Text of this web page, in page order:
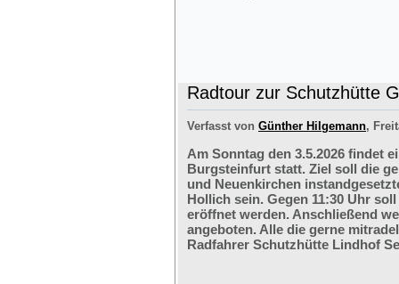
Radtour zur Schutzhütte
Verfasst von Günther Hilgemann,
Am Sonntag den 3.5.2026 findet
Burgsteinfurt statt. Ziel soll die
und Neuenkirchen
Hollich sein. Gegen 11:30 Uhr
eröffnet werden. Anschließend
angeboten. Alle die gerne
Radfahrer Schutzhütte Lindhof